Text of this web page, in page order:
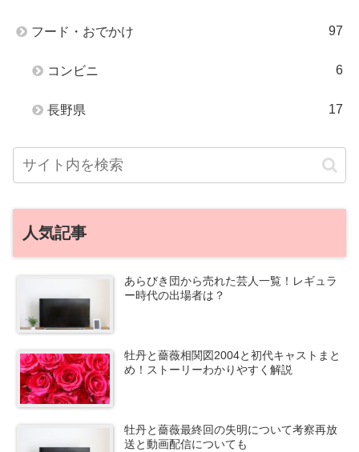
フード・おでかけ 97
コンビニ 6
長野県 17
人気記事
あらびき団から売れた芸人一覧！レギュラ
ー時代の出場者は？
牡丹と薔薇相関図2004と初代キャストまと
め！ストーリーわかりやすく解説
牡丹と薔薇最終回の失明について考察再放
送と動画配信についても